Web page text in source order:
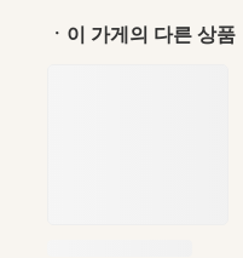
ㆍ이 가게의 다른 상품